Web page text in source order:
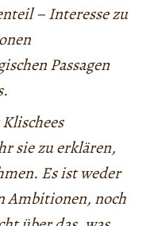
– Interesse zu
Passagen
sie zu erklären,
Es ist weder
Ambitionen, noch